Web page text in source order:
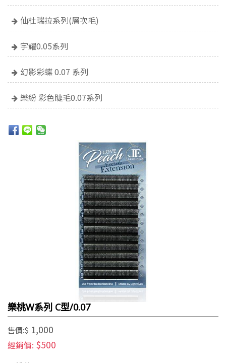
仙杜瑞拉系列(層次毛)
宇耀0.05系列
幻影彩蝶 0.07 系列
樂紛 彩色睫毛0.07系列
樂桃W系列 C型/0.07
售價:$ 1,000
經銷價: $500